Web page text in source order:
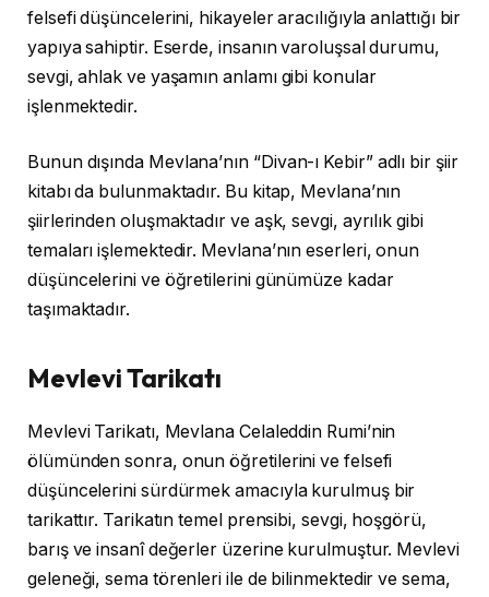
felsefi düşüncelerini, hikayeler aracılığıyla anlattığı bir
yapıya sahiptir. Eserde, insanın varoluşsal durumu,
sevgi, ahlak ve yaşamın anlamı gibi konular
işlenmektedir.
Bunun dışında Mevlana’nın “Divan-ı Kebir” adlı bir şiir
kitabı da bulunmaktadır. Bu kitap, Mevlana’nın
şiirlerinden oluşmaktadır ve aşk, sevgi, ayrılık gibi
temaları işlemektedir. Mevlana’nın eserleri, onun
düşüncelerini ve öğretilerini günümüze kadar
taşımaktadır.
Mevlevi Tarikatı
Mevlevi Tarikatı, Mevlana Celaleddin Rumi’nin
ölümünden sonra, onun öğretilerini ve felsefi
düşüncelerini sürdürmek amacıyla kurulmuş bir
tarikattır. Tarikatın temel prensibi, sevgi, hoşgörü,
barış ve insanî değerler üzerine kurulmuştur. Mevlevi
geleneği, sema törenleri ile de bilinmektedir ve sema,